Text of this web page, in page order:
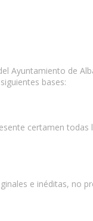
Ayuntamiento de
bases:
certamen
e inéditas, no